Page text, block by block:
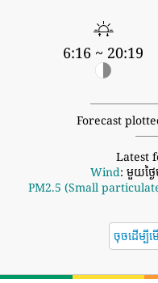
6:16 ~ 20:19
Forecast
Latest
Wind: មួយថ្ង
PM2.5 (Small
ចុចដើម្បី